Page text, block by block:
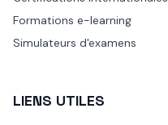
Formations e-learning
Simulateurs d'examens
LIENS UTILES